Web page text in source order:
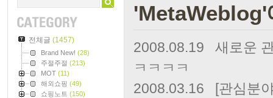
전체글 (1457)
Brand New! (28)
주절주절 (213)
MOT (11)
해외쇼핑 (49)
쇼핑노트 (150)
'MetaWeblog'
2008.08.19
새로운
ㅋㅋㅋㅋ
2008.03.16
[관심분